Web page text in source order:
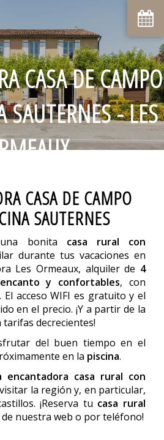
CASA DE CAMPO
SAUTERNES - LES
CASA DE CAMPO
SAUTERNES
una bonita casa rural con
durante tus vacaciones en
Les Ormeaux, alquiler de 4
y confortables, con
acceso WIFI es gratuito y el
en el precio. ¡Y a partir de la
tarifas decrecientes!
del buen tiempo en el
en la piscina.
encantadora casa rural con
la región y, en particular,
¡Reserva tu casa rural
nuestra web o por teléfono!